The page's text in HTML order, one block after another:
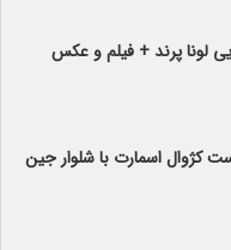
لونا پرند + فیلم و عکس
کژوال اسمارت با شلوار جین